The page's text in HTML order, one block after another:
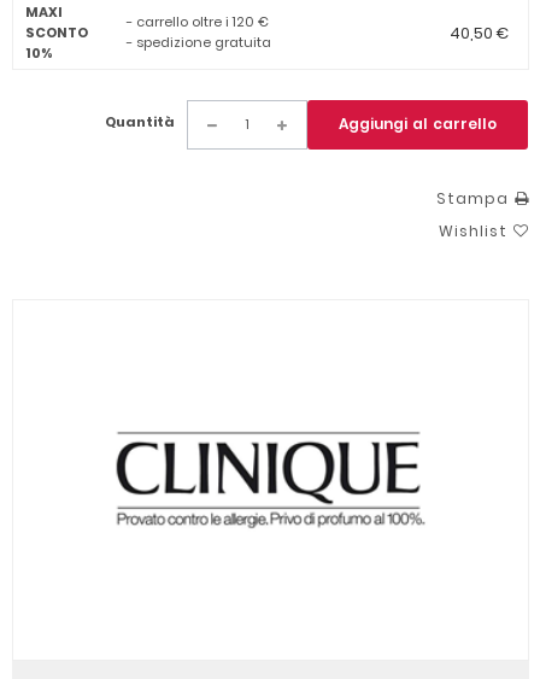
MAXI
SCONTO
10%
- carrello oltre i 120 €
- spedizione gratuita
40,50 €
Quantità Aggiungi al carrello
Stampa
Wishlist